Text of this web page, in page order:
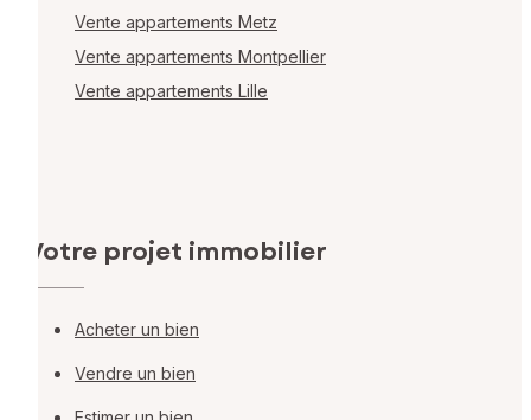
Vente appartements Metz
Vente appartements Montpellier
Vente appartements Lille
Votre projet immobilier
Acheter un bien
Vendre un bien